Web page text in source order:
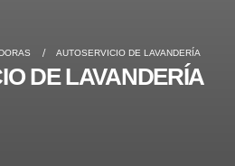
AUTOSERVICIO DE LAVANDERÍA
DE LAVANDERÍA